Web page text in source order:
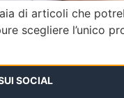
di articoli che
scegliere l’unico
SOCIAL